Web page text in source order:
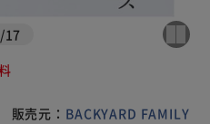
/17
販売元： BACKYARD FAMILY